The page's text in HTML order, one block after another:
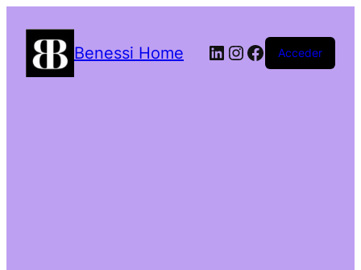
Benessi Home LinkedIn
Instagram
Facebook
Acceder